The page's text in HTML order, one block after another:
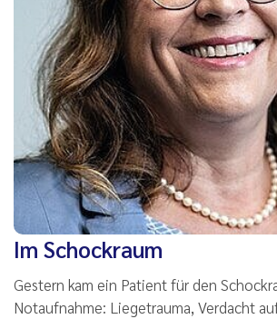
Im Schockraum
Gestern kam ein Patient für den
Notaufnahme: Liegetrauma, Verdacht